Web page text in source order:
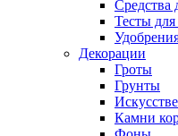
Средства
Тесты
Декорации
Гроты
Грунты
Камни